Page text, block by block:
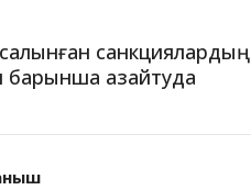
санкциялардың
барынша азайтуда